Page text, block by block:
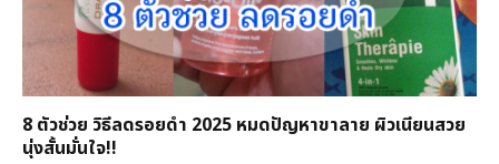
8 ตัวช่วย วิธีลดรอยดำ 2025 หมดปัญหาขาลาย ผิวเนียนสวย
นุ่งสั้นมั่นใจ!!